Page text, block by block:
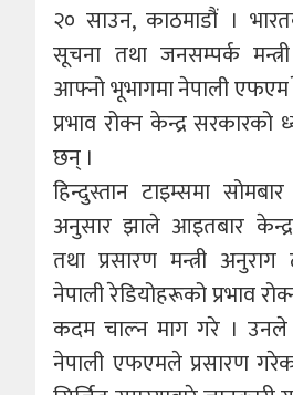
२० साउन, काठमाडौं ।
सूचना तथा जनसम्पर्क
आफ्नो भूभागमा नेपाली एफएम
प्रभाव रोक्न केन्द्र सरकारको
छन् ।
हिन्दुस्तान टाइम्समा
अनुसार झाले आइतबार
तथा प्रसारण मन्त्री
नेपाली रेडियोहरूको प्रभाव
कदम चाल्न माग गरे । उनले
नेपाली एफएमले प्रसारण